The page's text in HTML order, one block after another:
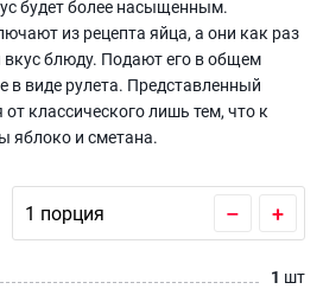
будет более насыщенным.
из рецепта яйца, а они как раз
блюду. Подают его в общем
в виде рулета. Представленный
от классического лишь тем, что к
яблоко и сметана.
– +
1 шт